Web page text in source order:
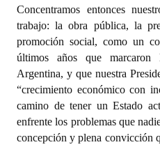
Huéspedes de Honor - Registro
Antiguos Pobladores - Registro
Reconocimientos - Registro
Bariloche, Municipio
Entrega de distinciones
Concentramos entonces
trabajo: la obra pública, la
promoción social, como un
últimos años que
Argentina, y que nuestra
“crecimiento económico con
camino de tener un Estado
enfrente los problemas que
concepción y plena convicción